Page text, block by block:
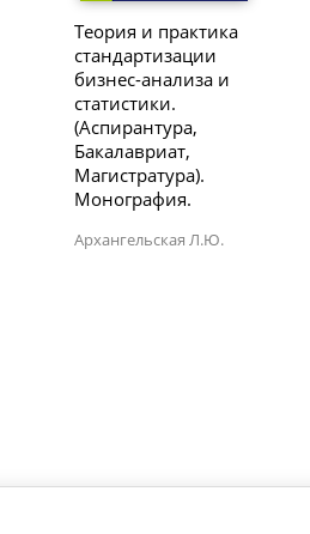
Теория и практика
стандартизации
бизнес-анализа и
статистики.
(Аспирантура,
Бакалавриат,
Магистратура).
Монография.
Архангельская Л.Ю.